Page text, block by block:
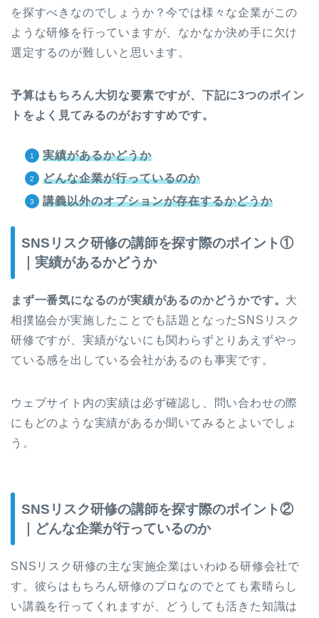
を探すべきなのでしょうか？今では様々な企業がこの
ような研修を行っていますが、なかなか決め手に欠け
選定するのが難しいと思います。
予算はもちろん大切な要素ですが、下記に3つのポイン
トをよく見てみるのがおすすめです。
実績があるかどうか
どんな企業が行っているのか
講義以外のオプションが存在するかどうか
SNSリスク研修の講師を探す際のポイント①
｜実績があるかどうか
まず一番気になるのが実績があるのかどうかです。 大
相撲協会が実施したことでも話題となったSNSリスク
研修ですが、実績がないにも関わらずとりあえずやっ
ている感を出している会社があるのも事実です。
ウェブサイト内の実績は必ず確認し、問い合わせの際
にもどのような実績があるか聞いてみるとよいでしょ
う。
SNSリスク研修の講師を探す際のポイント②
｜どんな企業が行っているのか
SNSリスク研修の主な実施企業はいわゆる研修会社で
す。彼らはもちろん研修のプロなのでとても素晴らし
い講義を行ってくれますが、どうしても活きた知識は